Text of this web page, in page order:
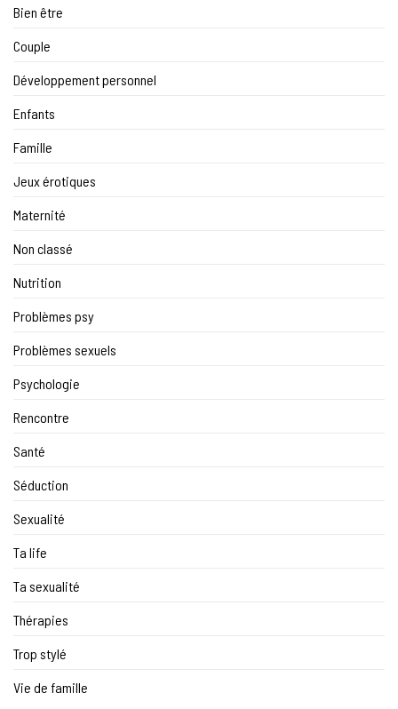
Bien être
Couple
Développement personnel
Enfants
Famille
Jeux érotiques
Maternité
Non classé
Nutrition
Problèmes psy
Problèmes sexuels
Psychologie
Rencontre
Santé
Séduction
Sexualité
Ta life
Ta sexualité
Thérapies
Trop stylé
Vie de famille